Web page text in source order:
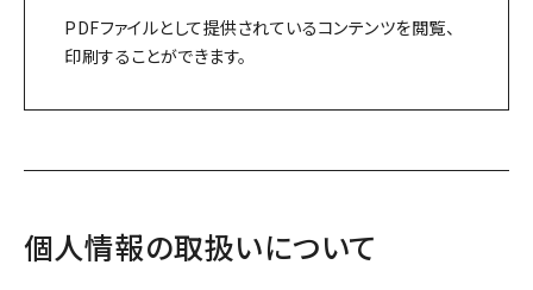
PDFファイルとして提供されているコンテンツを閲覧、
印刷することができます。
個人情報の取扱いについて